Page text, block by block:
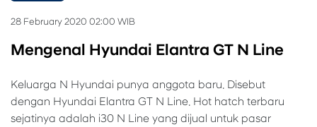
28 February 2020 02:00 WIB
Mengenal Hyundai Elantra GT N Line
Keluarga N Hyundai punya anggota baru. Disebut
dengan Hyundai Elantra GT N Line. Hot hatch terbaru
sejatinya adalah i30 N Line yang dijual untuk pasar